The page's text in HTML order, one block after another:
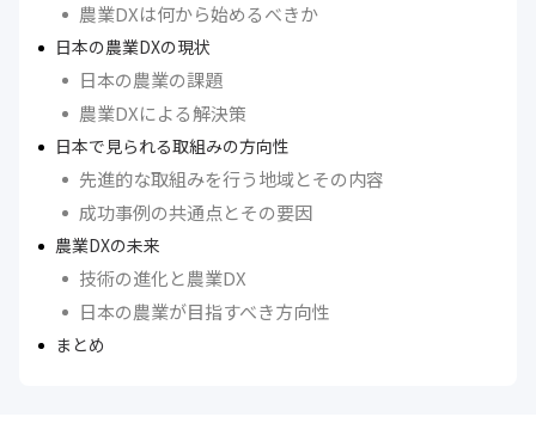
農業DXは何から始めるべきか
日本の農業DXの現状
日本の農業の課題
農業DXによる解決策
日本で見られる取組みの方向性
先進的な取組みを行う地域とその内容
成功事例の共通点とその要因
農業DXの未来
技術の進化と農業DX
日本の農業が目指すべき方向性
まとめ